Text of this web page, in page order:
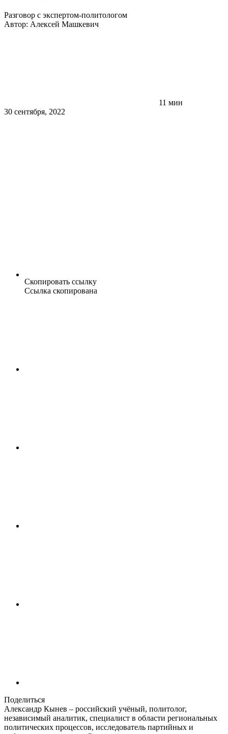
Разговор с экспертом-политологом
Автор: Алексей Машкевич
11 мин
30 сентября, 2022
Скопировать ссылку
Ссылка скопирована
Поделиться
Александр Кынев – российский учёный, политолог,
независимый аналитик, специалист в области региональных
политических процессов, исследователь партийных и